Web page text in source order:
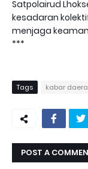
Satpolairud
kesadaran
menjaga
***
Tags kabar
POST A